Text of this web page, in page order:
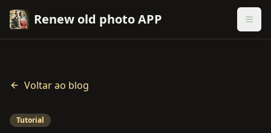
Renew old photo APP
Voltar ao blog
Tutorial